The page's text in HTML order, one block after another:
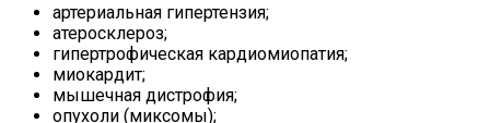
артериальная гипертензия;
атеросклероз;
гипертрофическая кардиомиопатия;
миокардит;
мышечная дистрофия;
опухоли (миксомы);